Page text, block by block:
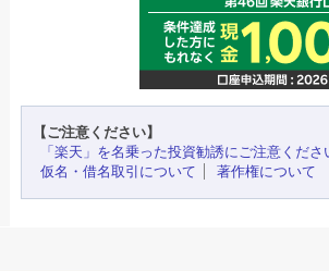
【ご注意ください】
「楽天」を名乗った投資勧誘にご注意くださ
仮名・借名取引について
著作権について